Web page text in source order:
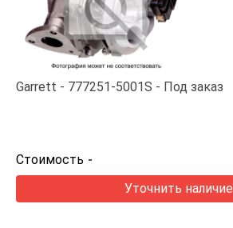
Garrett 777251-5001S Под заказ
Стоимость -
Уточнить наличие